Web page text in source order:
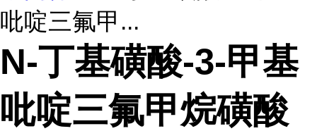
吡啶三氟甲...
N-丁基磺酸-3-甲基
吡啶三氟甲烷磺酸